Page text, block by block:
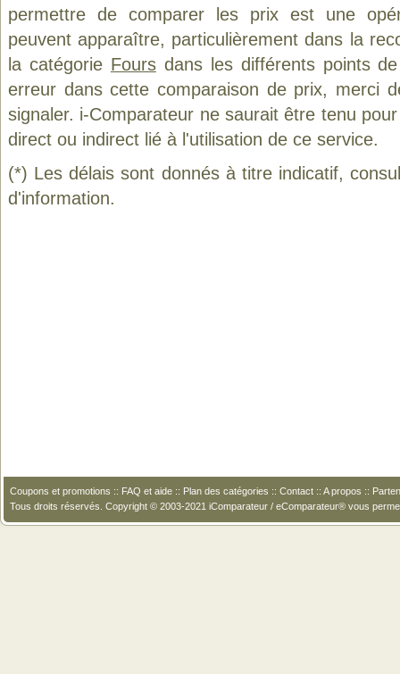
permettre de comparer les prix est une
peuvent apparaître, particulièrement dans la
la catégorie Foursdans les différents points
erreur dans cette comparaison de prix, merci
signaler. i-Comparateur ne saurait être tenu
direct ou indirect lié à l'utilisation de ce service.
(*) Les délais sont donnés à titre indicatif,
d'information.
Coupons et promotions :: FAQ et aide :: Plan des catégories :: Contact :: A propos ::
Tous droits réservés. Copyright © 2003-2021 iComparateur / eComparateur® vous